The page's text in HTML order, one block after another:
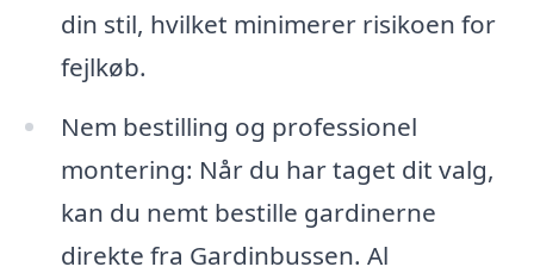
din stil, hvilket minimerer risikoen for
fejlkøb.
Nem bestilling og professionel
montering: Når du har taget dit valg,
kan du nemt bestille gardinerne
direkte fra Gardinbussen. Al